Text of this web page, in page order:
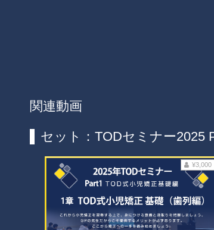
関連動画
セット：TODセミナー2025
¥3,000